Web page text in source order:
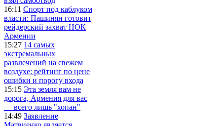
16:11 Спорт под каблуком
власти: Пашинян готовит
рейдерский захват НОК
Армении
15:27 14 самых
экстремальных
развлечений на свежем
воздухе: рейтинг по цене
ошибки и порогу входа
15:15 Эта земля вам не
дорога, Армения для вас
— всего лишь "хопан"
14:49 Заявление